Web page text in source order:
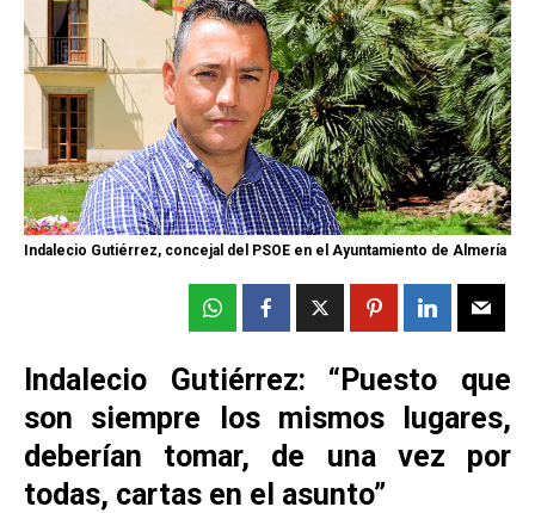
Indalecio Gutiérrez, concejal del PSOE en el Ayuntamiento de Almería
Indalecio Gutiérrez: “Puesto que
son siempre los mismos lugares,
deberían tomar, de una vez por
todas, cartas en el asunto”